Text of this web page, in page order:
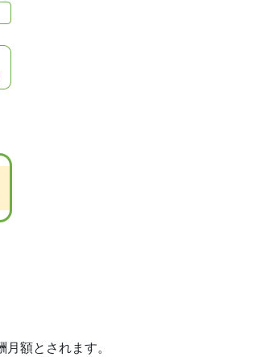
額とされます。